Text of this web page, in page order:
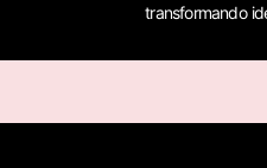
transformando